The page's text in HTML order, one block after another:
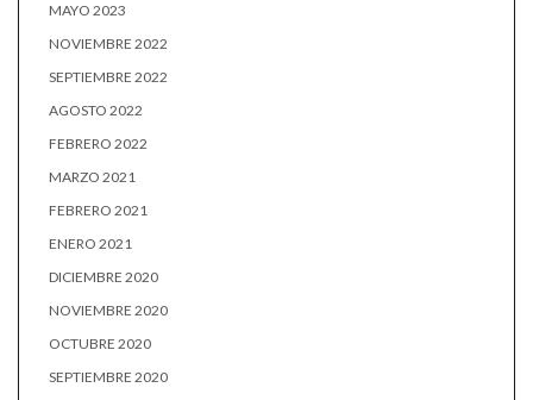
MAYO 2023
NOVIEMBRE 2022
SEPTIEMBRE 2022
AGOSTO 2022
FEBRERO 2022
MARZO 2021
FEBRERO 2021
ENERO 2021
DICIEMBRE 2020
NOVIEMBRE 2020
OCTUBRE 2020
SEPTIEMBRE 2020